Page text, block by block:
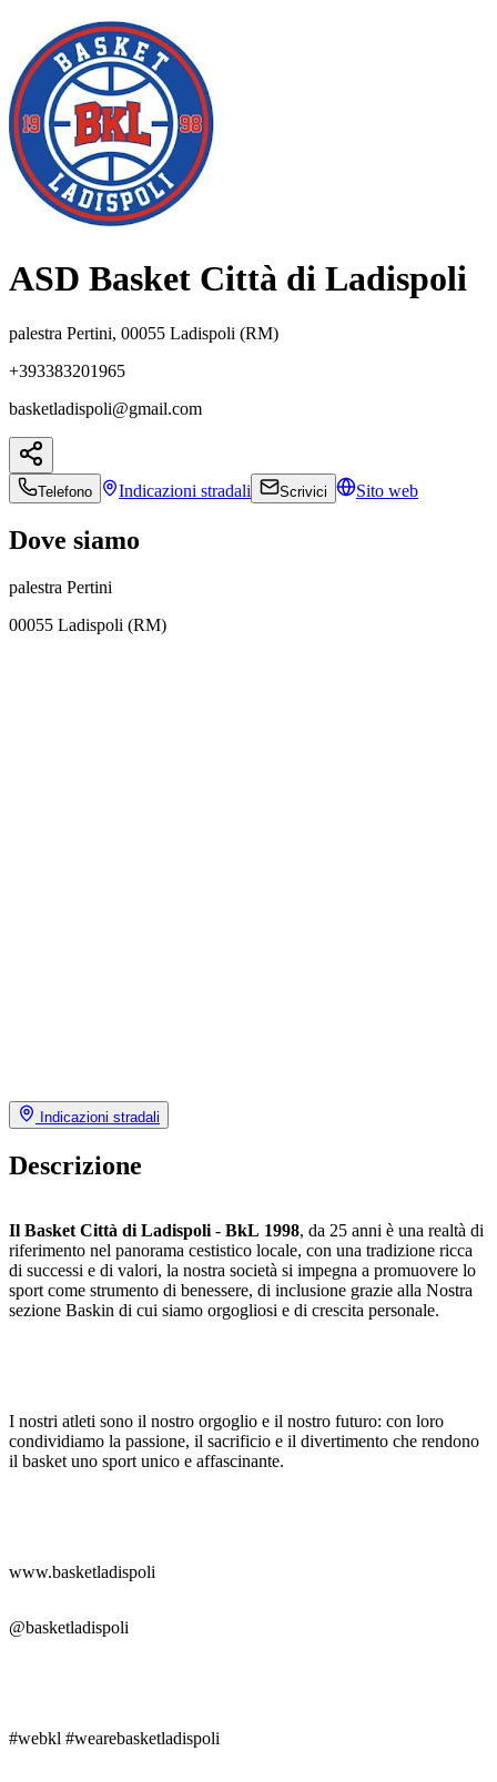
ASD Basket Città di Ladispoli
palestra Pertini, 00055 Ladispoli (RM)
+393383201965
basketladispoli@gmail.com
Telefono Indicazioni stradali Scrivici Sito web
Dove siamo
palestra Pertini
00055 Ladispoli (RM)
Indicazioni stradali
Descrizione
Il Basket Città di Ladispoli - BkL 1998, da 25 anni è una realtà di
riferimento nel panorama cestistico locale, con una tradizione ricca
di successi e di valori, la nostra società si impegna a promuovere lo
sport come strumento di benessere, di inclusione grazie alla Nostra
sezione Baskin di cui siamo orgogliosi e di crescita personale.
I nostri atleti sono il nostro orgoglio e il nostro futuro: con loro
condividiamo la passione, il sacrificio e il divertimento che rendono
il basket uno sport unico e affascinante.
www.basketladispoli
@basketladispoli
#webkl #wearebasketladispoli